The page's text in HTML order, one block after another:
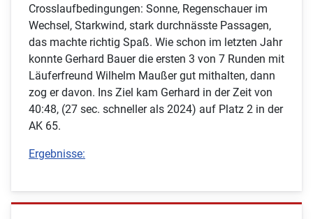
Crosslaufbedingungen: Sonne, Regenschauer im
Wechsel, Starkwind, stark durchnässte Passagen,
das machte richtig Spaß. Wie schon im letzten Jahr
konnte Gerhard Bauer die ersten 3 von 7 Runden mit
Läuferfreund Wilhelm Maußer gut mithalten, dann
zog er davon. Ins Ziel kam Gerhard in der Zeit von
40:48, (27 sec. schneller als 2024) auf Platz 2 in der
AK 65.
Ergebnisse: